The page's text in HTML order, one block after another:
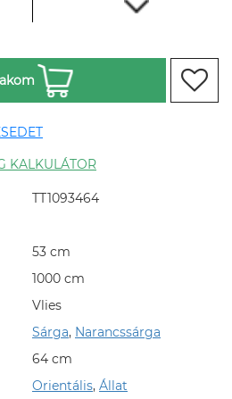
KALKULÁTOR
TT1093464
53 cm
1000 cm
Vlies
Sárga, Narancssárga
64 cm
Orientális, Állat